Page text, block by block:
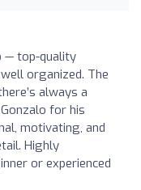
— top-quality
organized. The
always a
for his
motivating, and
Highly
or experienced